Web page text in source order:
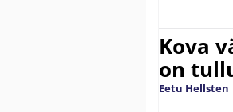
Kova
on
Eetu Hellsten